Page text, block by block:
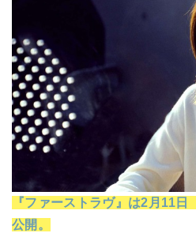
『ファーストラヴ』は2月11
公開。